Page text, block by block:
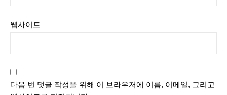
웹사이트
다음 번 댓글 작성을 위해 이 브라우저에 이름, 이메일, 그리고